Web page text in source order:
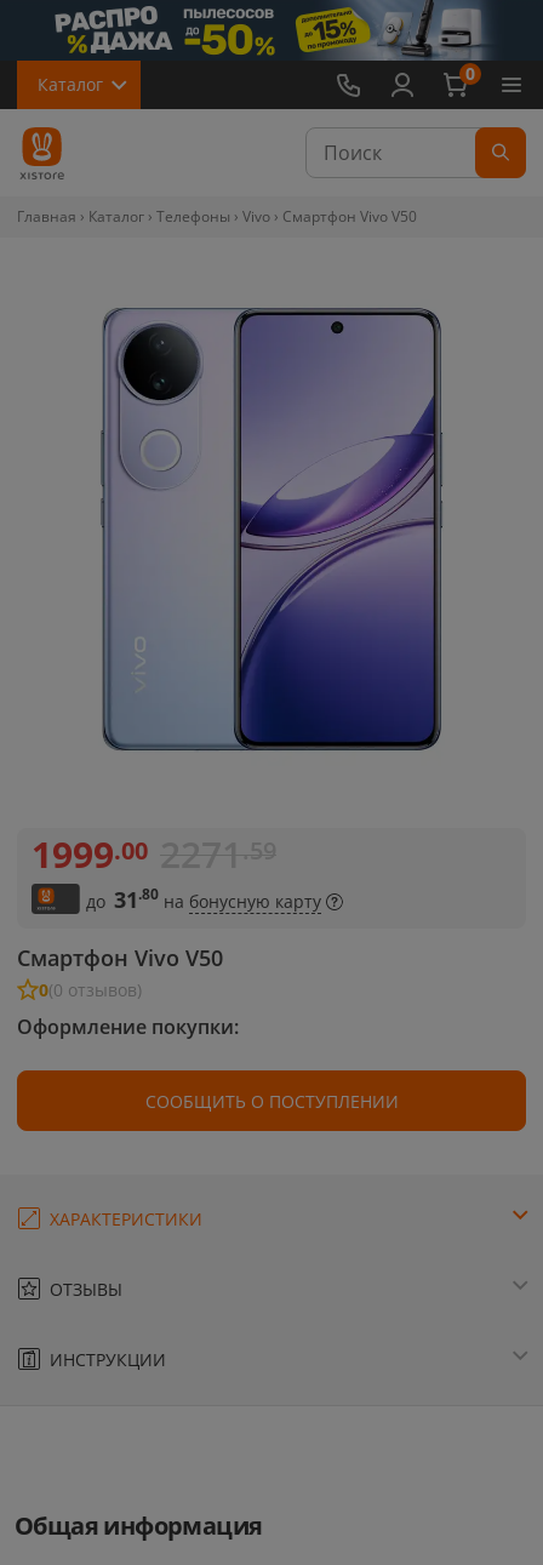
Каталог 0
Главная Каталог Телефоны Vivo Смартфон Vivo V50
Смартфон Vivo V50
0(0 отзывов)
1999.00
до 31.80 на бонусную карту
Оформление покупки:
СООБЩИТЬ О ПОСТУПЛЕНИИ
ХАРАКТЕРИСТИКИ
ОТЗЫВЫ
ИНСТРУКЦИИ
Общая информация